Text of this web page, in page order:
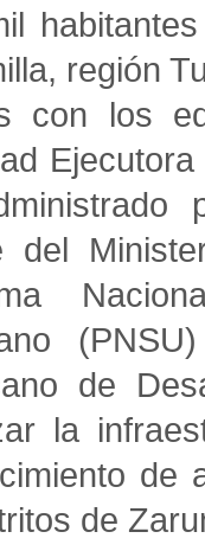
habitantes
región
con los
Ejecutora
del
de
la
de
de